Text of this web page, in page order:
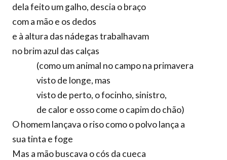
dela feito um galho, descia o braço
com a mão e os dedos
e à altura das nádegas trabalhavam
no brim azul das calças
(como um animal no campo na primavera
visto de longe, mas
visto de perto, o focinho, sinistro,
de calor e osso come o capim do chão)
O homem lançava o riso como o polvo lança a
sua tinta e foge
Mas a mão buscava o cós da cueca